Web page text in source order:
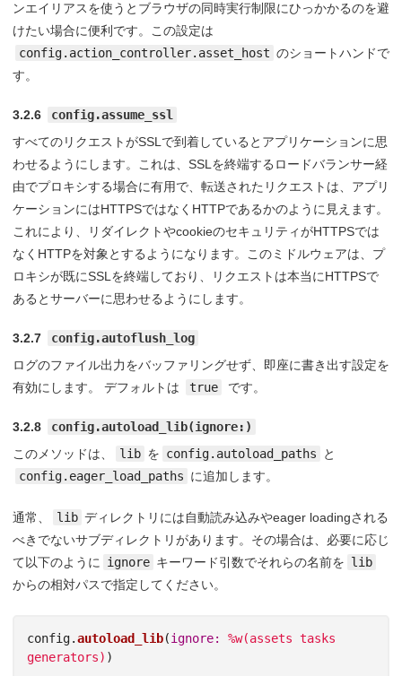
ンエイリアスを使うとブラウザの同時実行制限にひっかかるのを避
けたい場合に便利です。この設定は
config.action_controller.asset_host のショートハンドで
す。
3.2.6
config.assume_ssl
すべてのリクエストがSSLで到着しているとアプリケーションに思
わせるようにします。これは、SSLを終端するロードバランサー経
由でプロキシする場合に有用で、転送されたリクエストは、アプリ
ケーションにはHTTPSではなくHTTPであるかのように見えます。
これにより、リダイレクトやcookieのセキュリティがHTTPSでは
なくHTTPを対象とするようになります。このミドルウェアは、プ
ロキシが既にSSLを終端しており、リクエストは本当にHTTPSで
あるとサーバーに思わせるようにします。
3.2.7
config.autoflush_log
ログのファイル出力をバッファリングせず、即座に書き出す設定を
有効にします。 デフォルトは
true です。
3.2.8
config.autoload_lib(ignore:)
このメソッドは、
lib を config.autoload_paths
と
config.eager_load_paths に追加します。
通常、 lib ディレクトリには自動読み込みやeager loadingされる
べきでないサブディレクトリがあります。その場合は、必要に応じ
て以下のように ignore キーワード引数でそれらの名前を lib
からの相対パスで指定してください。
config.autoload_lib(ignore: %w(assets tasks
generators) )